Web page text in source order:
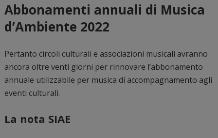
Abbonamenti annuali di Musica
d’Ambiente 2022
Pertanto circoli culturali e associazioni musicali avranno
ancora oltre venti giorni per rinnovare l’abbonamento
annuale utilizzabile per musica di accompagnamento agli
eventi culturali.
La nota SIAE